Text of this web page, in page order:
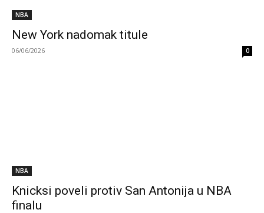
NBA
New York nadomak titule
06/06/2026 0
NBA
Knicksi poveli protiv San Antonija u NBA
finalu